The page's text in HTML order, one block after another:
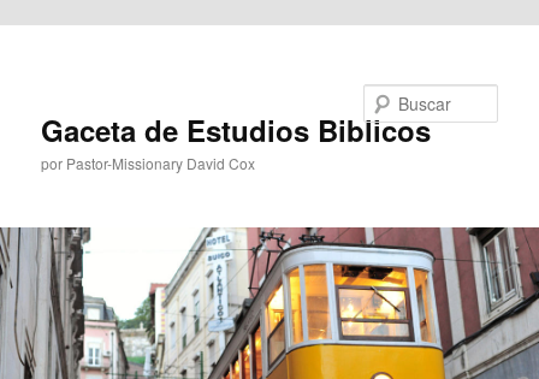
Gaceta de Estudios Biblicos
por Pastor-Missionary David Cox